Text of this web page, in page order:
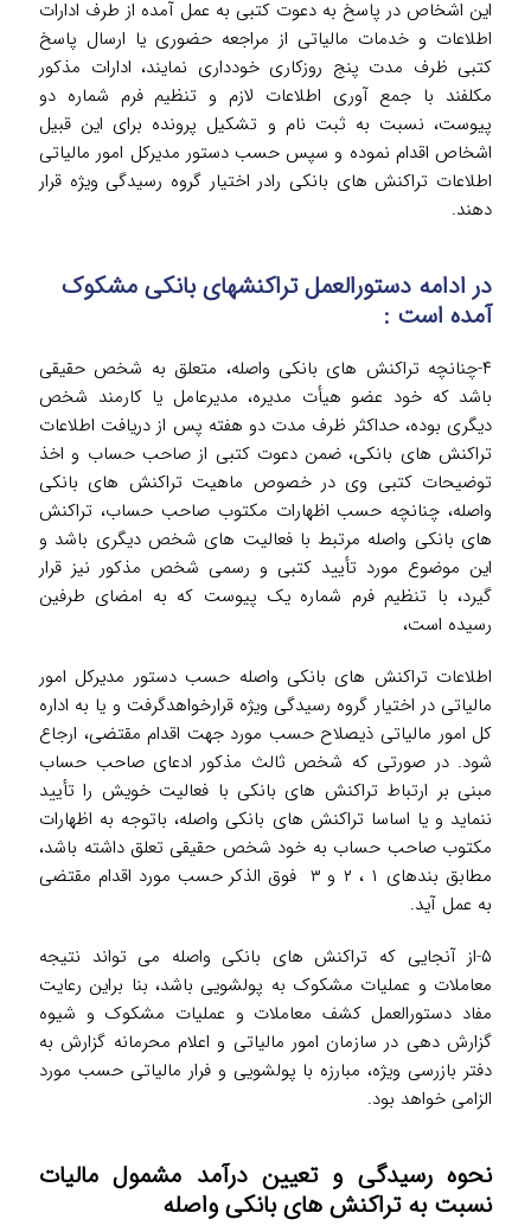
این اشخاص در پاسخ به دعوت کتبی به عمل آمده از طرف ادارات
اطلاعات و خدمات مالیاتی از مراجعه حضوری یا ارسال پاسخ
کتبی ظرف مدت پنج روزکاری خودداری نمایند، ادارات مذکور
مکلفند با جمع آوری اطلاعات لازم و تنظیم فرم شماره دو
پیوست، نسبت به ثبت نام و تشکیل پرونده برای این قبیل
اشخاص اقدام نموده و سپس حسب دستور مدیرکل امور مالیاتی
اطلاعات تراکنش های بانکی رادر اختیار گروه رسیدگی ویژه قرار
دهند.
در ادامه دستورالعمل تراکنش­های بانکی مشکوک
آمده است :
۴-چنانچه تراکنش های بانکی واصله، متعلق به شخص حقیقی
باشد که خود عضو هیأت مدیره، مدیرعامل یا کارمند شخص
دیگری بوده، حداکثر ظرف مدت دو هفته پس از دریافت اطلاعات
تراکنش های بانکی، ضمن دعوت کتبی از صاحب حساب و اخذ
توضیحات کتبی وی در خصوص ماهیت تراکنش های بانکی
واصله، چنانچه حسب اظهارات مکتوب صاحب حساب، تراکنش
های بانکی واصله مرتبط با فعالیت های شخص دیگری باشد و
این موضوع مورد تأیید کتبی و رسمی شخص مذکور نیز قرار
گیرد، با تنظیم فرم شماره یک پیوست که به امضای طرفین
رسیده است،
اطلاعات تراکنش های بانکی واصله حسب دستور مدیرکل امور
مالیاتی در اختیار گروه رسیدگی ویژه قرارخواهدگرفت و یا به اداره
کل امور مالیاتی ذیصلاح حسب مورد جهت اقدام مقتضی، ارجاع
شود. در صورتی که شخص ثالث مذکور ادعای صاحب حساب
مبنی بر ارتباط تراکنش های بانکی با فعالیت خویش را تأیید
ننماید و یا اساسا تراکنش های بانکی واصله، باتوجه به اظهارات
مکتوب صاحب حساب به خود شخص حقیقی تعلق داشته باشد،
مطابق بندهای ۱ ، ۲ و ۳ فوق الذکر حسب مورد اقدام مقتضی
به عمل آید.
۵-از آنجایی که تراکنش های بانکی واصله می تواند نتیجه
معاملات و عملیات مشکوک به پولشویی باشد، بنا براین رعایت
مفاد دستورالعمل کشف معاملات و عملیات مشکوک و شیوه
گزارش دهی در سازمان امور مالیاتی و اعلام محرمانه گزارش به
دفتر بازرسی ویژه، مبارزه با پولشویی و فرار مالیاتی حسب مورد
الزامی خواهد بود.
نحوه رسیدگی و تعیین درآمد مشمول مالیات
نسبت به تراکنش های بانکی واصله